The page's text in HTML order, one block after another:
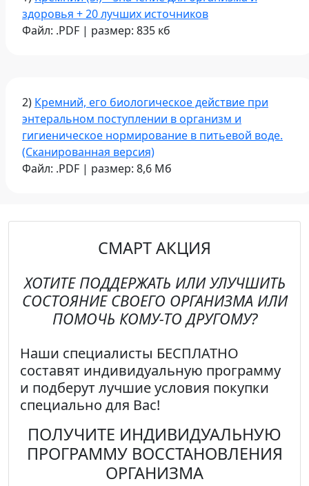
здоровья + 20 лучших источников
Файл: .PDF | размер: 835 кб
2) Кремний, его биологическое действие при
энтеральном поступлении в организм и
гигиеническое нормирование в питьевой воде.
(Сканированная версия)
Файл: .PDF | размер: 8,6 Мб
СМАРТ АКЦИЯ
ХОТИТЕ ПОДДЕРЖАТЬ ИЛИ УЛУЧШИТЬ
СОСТОЯНИЕ СВОЕГО ОРГАНИЗМА ИЛИ
ПОМОЧЬ КОМУ-ТО ДРУГОМУ?
Наши специалисты БЕСПЛАТНО
составят индивидуальную программу
и подберут лучшие условия покупки
специально для Вас!
ПОЛУЧИТЕ ИНДИВИДУАЛЬНУЮ
ПРОГРАММУ ВОССТАНОВЛЕНИЯ
ОРГАНИЗМА